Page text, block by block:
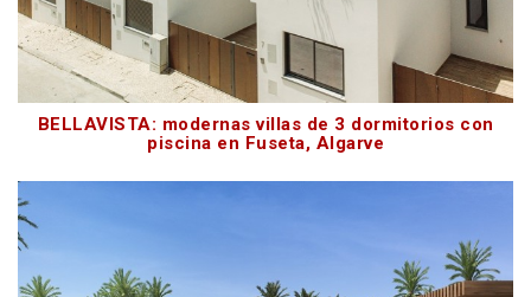
BELLAVISTA: modernas villas de 3 dormitorios con
piscina en Fuseta, Algarve